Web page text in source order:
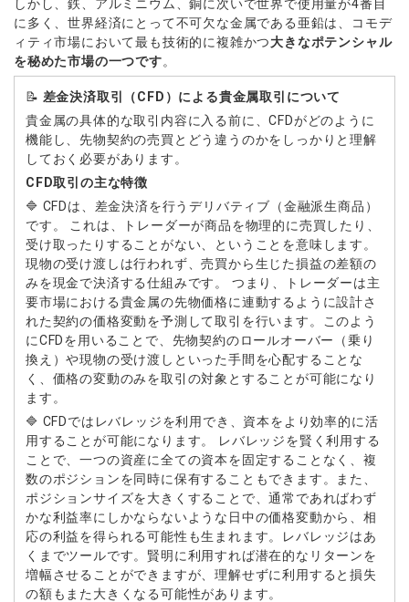
しかし、鉄、アルミニウム、銅に次いで世界で使用量が4番目
に多く、世界経済にとって不可欠な金属である亜鉛は、コモデ
ィティ市場において最も技術的に複雑かつ大きなポテンシャル
を秘めた市場の一つです。
📝 差金決済取引（CFD）による貴金属取引について
貴金属の具体的な取引内容に入る前に、CFDがどのように
機能し、先物契約の売買とどう違うのかをしっかりと理解
しておく必要があります。
CFD取引の主な特徴
🔷 CFDは、差金決済を行うデリバティブ（金融派生商品）
です。 これは、トレーダーが商品を物理的に売買したり、
受け取ったりすることがない、ということを意味します。
現物の受け渡しは行われず、売買から生じた損益の差額の
みを現金で決済する仕組みです。 つまり、トレーダーは主
要市場における貴金属の先物価格に連動するように設計さ
れた契約の価格変動を予測して取引を行います。このよう
にCFDを用いることで、先物契約のロールオーバー（乗り
換え）や現物の受け渡しといった手間を心配することな
く、価格の変動のみを取引の対象とすることが可能になり
ます。
🔷 CFDではレバレッジを利用でき、資本をより効率的に活
用することが可能になります。 レバレッジを賢く利用する
ことで、一つの資産に全ての資本を固定することなく、複
数のポジションを同時に保有することもできます。また、
ポジションサイズを大きくすることで、通常であればわず
かな利益率にしかならないような日中の価格変動から、相
応の利益を得られる可能性も生まれます。レバレッジはあ
くまでツールです。賢明に利用すれば潜在的なリターンを
増幅させることができますが、理解せずに利用すると損失
の額もまた大きくなる可能性があります。